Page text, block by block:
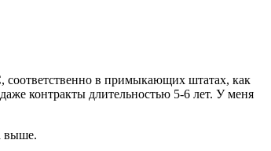
в примыкающих штатах, как
контракты длительностью 5-6 лет. У меня
выше.